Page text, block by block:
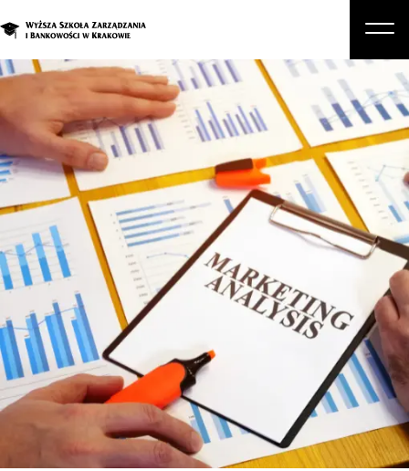
O nas
Studia
Studia podyplomowe i kursy
Kandydat
Student
Biznes
Zapisz się na studia